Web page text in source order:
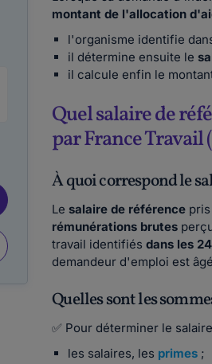
montant de l'allocation
l'organisme identifie
il détermine ensuite le
il calcule enfin le
Quel salaire de
par France Travail
À quoi correspond le
Le salaire de référence
rémunérations brutes
travail identifiésdans les
demandeur d'emploi est
Quelles sont les
✅ Pour déterminer le
les salaires, les primes ;